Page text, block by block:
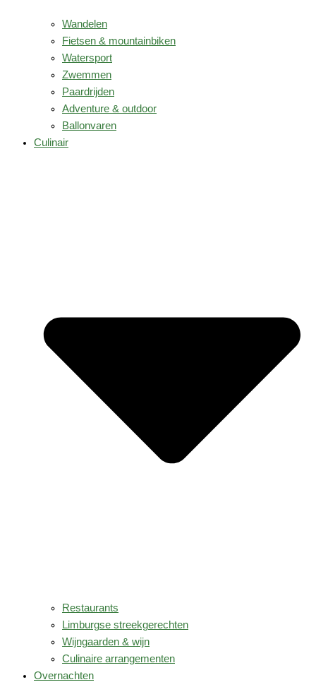
Wandelen
Fietsen & mountainbiken
Watersport
Zwemmen
Paardrijden
Adventure & outdoor
Ballonvaren
Culinair
Restaurants
Limburgse streekgerechten
Wijngaarden & wijn
Culinaire arrangementen
Overnachten